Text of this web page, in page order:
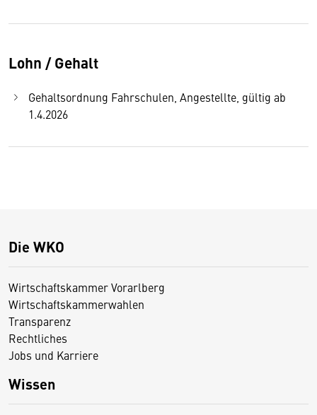
Lohn / Gehalt
Gehaltsordnung Fahrschulen, Angestellte, gültig ab
1.4.2026
Die WKO
Wirtschaftskammer Vorarlberg
Wirtschaftskammerwahlen
Transparenz
Rechtliches
Jobs und Karriere
Wissen